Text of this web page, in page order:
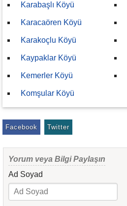
Karabaşlı Köyü
Karacaören Köyü
Karakoçlu Köyü
Kaypaklar Köyü
Kemerler Köyü
Komşular Köyü
Facebook Twitter
Yorum veya Bilgi Paylaşın
Ad Soyad